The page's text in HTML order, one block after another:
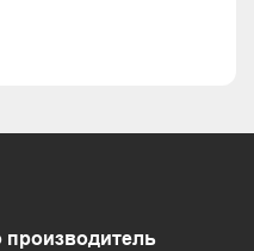
производитель